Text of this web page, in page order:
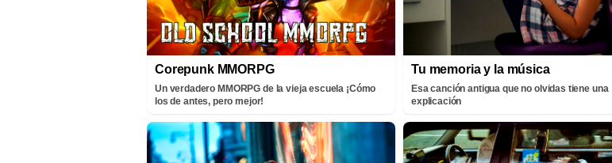
Corepunk MMORPG
Un verdadero MMORPG de la vieja escuela ¡Cómo
los de antes, pero mejor!
Tu memoria y la música
Esa canción antigua que no olvidas tiene una
explicación